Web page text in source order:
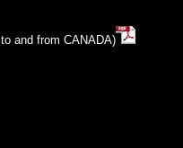
and from CANADA)